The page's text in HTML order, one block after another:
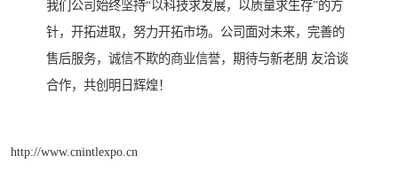
我们公司始终坚持“以科技求发展，以质量求生存”的方
针，开拓进取，努力开拓市场。公司面对未来，完善的
售后服务，诚信不欺的商业信誉，期待与新老朋 友洽谈
合作，共创明日辉煌！
http://www.cnintlexpo.cn